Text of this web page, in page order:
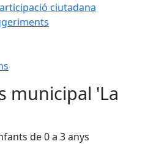
ciutadana
municipal 'La
de 0 a 3 anys